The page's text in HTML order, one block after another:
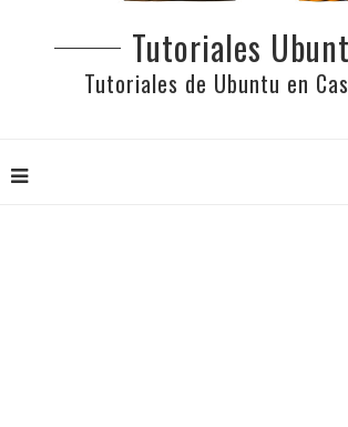
Tutoriales
Tutoriales de Ubuntu en